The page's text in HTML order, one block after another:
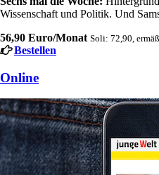
Wissenschaft und Politik. Und
56,90 Euro/Monat Soli: 72,90,
Bestellen
Online